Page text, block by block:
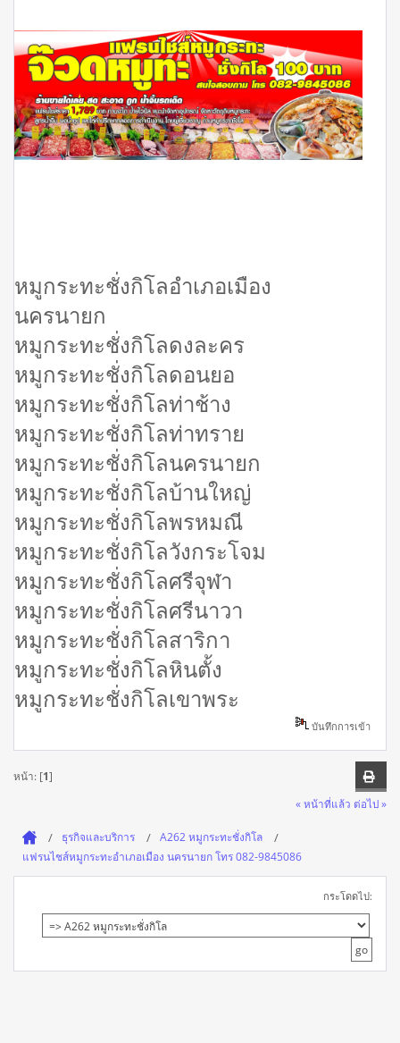
หมูกระทะชั่งกิโลอำเภอเมือง
นครนายก
หมูกระทะชั่งกิโลดงละคร
หมูกระทะชั่งกิโลดอนยอ
หมูกระทะชั่งกิโลท่าช้าง
หมูกระทะชั่งกิโลท่าทราย
หมูกระทะชั่งกิโลนครนายก
หมูกระทะชั่งกิโลบ้านใหญ่
หมูกระทะชั่งกิโลพรหมณี
หมูกระทะชั่งกิโลวังกระโจม
หมูกระทะชั่งกิโลศรีจุฬา
หมูกระทะชั่งกิโลศรีนาวา
หมูกระทะชั่งกิโลสาริกา
หมูกระทะชั่งกิโลหินตั้ง
หมูกระทะชั่งกิโลเขาพระ
บันทึกการเข้า
หน้า: [1]
« หน้าที่แล้ว ต่อไป »
ธุรกิจและบริการ
A262 หมูกระทะชั่งกิโล
แฟรนไชส์หมูกระทะอำเภอเมือง นครนายก โทร 082-9845086
กระโดดไป: